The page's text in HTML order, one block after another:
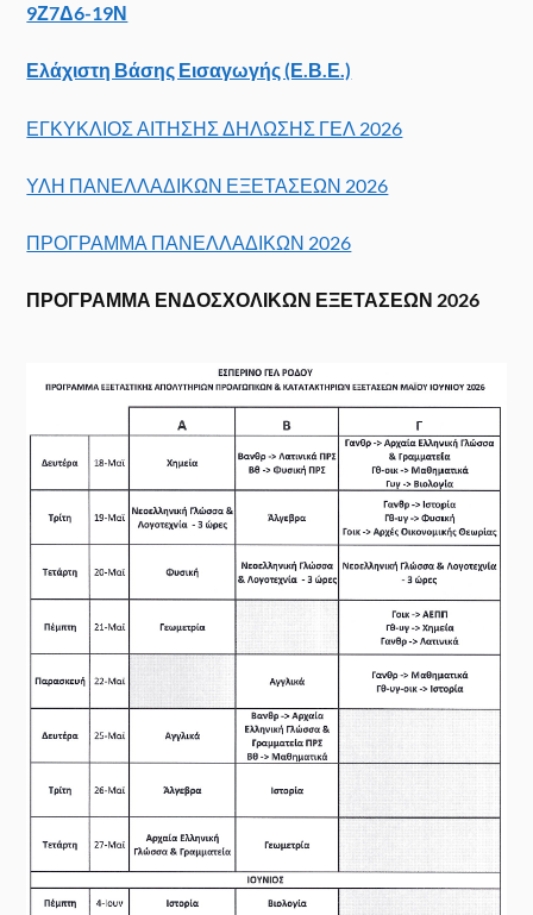
9Ζ7Δ6-19Ν
Ελάχιστη Βάσης Εισαγωγής (Ε.Β.Ε.)
ΕΓΚΥΚΛΙΟΣ ΑΙΤΗΣΗΣ ΔΗΛΩΣΗΣ ΓΕΛ 2026
ΥΛΗ ΠΑΝΕΛΛΑΔΙΚΩΝ ΕΞΕΤΑΣΕΩΝ 2026
ΠΡΟΓΡΑΜΜΑ ΠΑΝΕΛΛΑΔΙΚΩΝ 2026
ΠΡΟΓΡΑΜΜΑ ΕΝΔΟΣΧΟΛΙΚΩΝ ΕΞΕΤΑΣΕΩΝ 2026